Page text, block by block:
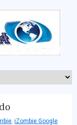
, iZombie Google